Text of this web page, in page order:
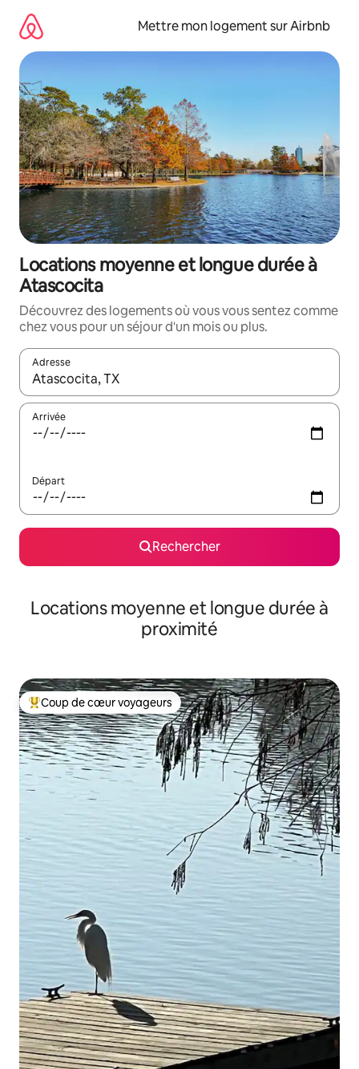
directement
contenu
Mettre mon logement sur Airbnb
Locations moyenne et longue durée à
Atascocita
Découvrez des logements où vous vous sentez comme
chez vous pour un séjour d'un mois ou plus.
Adresse
Lorsque les résultats s'affichent, utilisez les flèches vers le
Arrivée
Départ
Rechercher
Locations moyenne et longue durée à
proximité
Coups de cœur voyageurs les plus appréciés
Coup de cœur voyageurs